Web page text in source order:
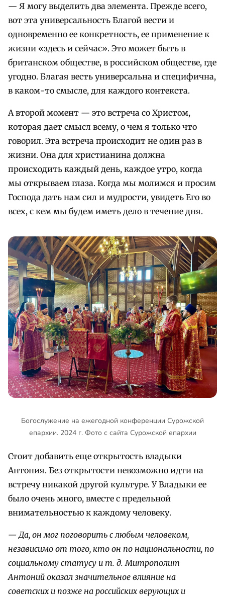
— Я могу выделить два элемента. Прежде всего,
вот эта универсальность Благой вести и
одновременно ее конкретность, ее применение к
жизни «здесь и сейчас». Это может быть в
британском обществе, в российском обществе, где
угодно. Благая весть универсальна и специфична,
в каком-то смысле, для каждого контекста.
А второй момент — это встреча со Христом,
которая дает смысл всему, о чем я только что
говорил. Эта встреча происходит не один раз в
жизни. Она для христианина должна
происходить каждый день, каждое утро, когда
мы открываем глаза. Когда мы молимся и просим
Господа дать нам сил и мудрости, увидеть Его во
всех, с кем мы будем иметь дело в течение дня.
Богослужение на ежегодной конференции Сурожской
епархии. 2024 г. Фото с сайта Сурожской епархии
Стоит добавить еще открытость владыки
Антония. Без открытости невозможно идти на
встречу никакой другой культуре. У Владыки ее
было очень много, вместе с предельной
внимательностью к каждому человеку.
— Да, он мог поговорить с любым человеком,
независимо от того, кто он по национальности, по
социальному статусу и т. д. Митрополит
Антоний оказал значительное влияние на
советских и позже на российских верующих и